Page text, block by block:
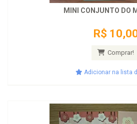
MINI CONJUNTO DO
R$
Comprar!
Adicionar na lista